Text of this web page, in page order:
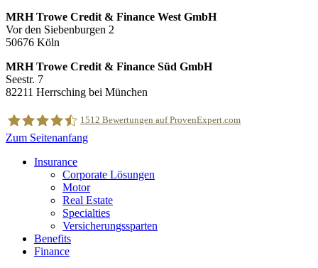
MRH Trowe Credit & Finance West GmbH
Vor den Siebenburgen 2
50676 Köln
MRH Trowe Credit & Finance Süd GmbH
Seestr. 7
82211 Herrsching bei München
MRH Trowe
1512 Bewertungen auf ProvenExpert.com
Zum Seitenanfang
Insurance
Corporate Lösungen
Motor
Real Estate
Specialties
Versicherungssparten
Benefits
Finance